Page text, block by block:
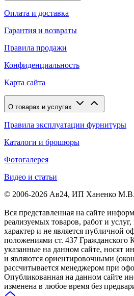
Оплата и доставка
Гарантия и возвраты
Правила продажи
Конфиденциальность
Карта сайта
О товарах и услугах
Правила эксплуатации фурнитуры
Каталоги и брошюры
Фотогалерея
Видео и статьи
© 2006-2026 Ав24, ИП Ханенко М.В.
Вся представленная на сайте
реализуемых товаров, работ и
характер и не является публичной
положениями ст. 437 Гражданского
указанные на данном сайте, носят
и являются ориентировочными
рассчитывается менеджером при
Опубликованная на данном сайте
изменена в любое время без